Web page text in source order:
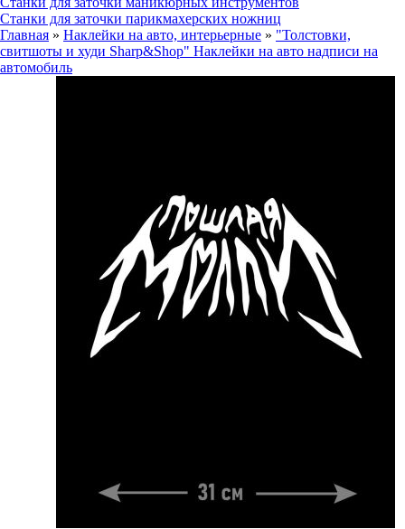
Станки для заточки парикмахерских ножниц
Главная » Наклейки на авто, интерьерные » "Толстовки,
свитшоты и худи Sharp&Shop" Наклейки на авто надписи на
автомобиль